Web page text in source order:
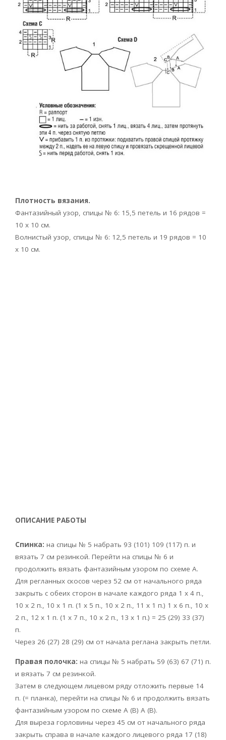
Плотность вязания.
Фантазийный узор, спицы № 6: 15,5 петель и 16 рядов =
10 х 10 см.
Волнистый узор, спицы № 6: 12,5 петель и 19 рядов = 10
х 10 см.
ОПИСАНИЕ РАБОТЫ
Спинка: на спицы № 5 набрать 93 (101) 109 (117) п. и
вязать 7 см резинкой. Перейти на спицы № 6 и
продолжить вязать фантазийным узором по схеме А.
Для регланных скосов через 52 см от начального ряда
закрыть с обеих сторон в начале каждого ряда 1 х 4 п.,
10 х 2 п., 10 х 1 п. (1 х 5 п., 10 х 2 п., 11 х 1 п.) 1 х 6 п., 10 х
2 п., 12 х 1 п. (1 х 7 п., 10 х 2 п., 13 х 1 п.) = 25 (29) 33 (37)
п.
Через 26 (27) 28 (29) см от начала реглана закрыть петли.
Правая полочка: на спицы № 5 набрать 59 (63) 67 (71) п.
и вязать 7 см резинкой.
Затем в следующем лицевом ряду отложить первые 14
п. (= планка), перейти на спицы № 6 и продолжить вязать
фантазийным узором по схеме А (В) А (В).
Для выреза горловины через 45 см от начального ряда
закрыть справа в начале каждого лицевого ряда 17 (18)